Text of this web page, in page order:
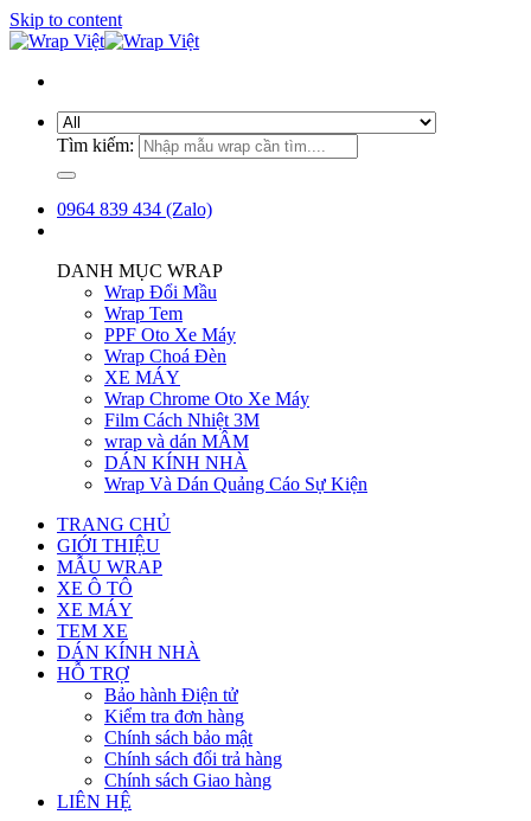
Skip to content
Tìm kiếm:
0964 839 434 (Zalo)
DANH MỤC WRAP
Wrap Đổi Mầu
Wrap Tem
PPF Oto Xe Máy
Wrap Choá Đèn
XE MÁY
Wrap Chrome Oto Xe Máy
Film Cách Nhiệt 3M
wrap và dán MÂM
DÁN KÍNH NHÀ
Wrap Và Dán Quảng Cáo Sự Kiện
TRANG CHỦ
GIỚI THIỆU
MẪU WRAP
XE Ô TÔ
XE MÁY
TEM XE
DÁN KÍNH NHÀ
HỖ TRỢ
Bảo hành Điện tử
Kiểm tra đơn hàng
Chính sách bảo mật
Chính sách đổi trả hàng
Chính sách Giao hàng
LIÊN HỆ